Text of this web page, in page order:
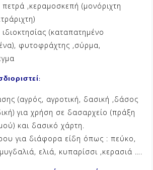
,κεραμοσκεπή (μονόριχτη
(καταπατημένο
φυτοφράχτης ,σύρμα,
(αγρός, αγροτική, δασική ,δάσος
για χρήση σε δασαρχείο (πράξη
και δασικό χάρτη.
για διάφορα είδη όπως : πεύκο,
ελιά, κυπαρίσσι ,κερασιά ….